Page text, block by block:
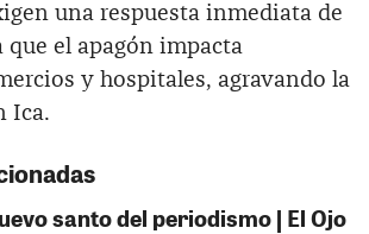
una respuesta inmediata de
que el apagón impacta
y hospitales, agravando la
Ica.
santo del periodismo | El Ojo